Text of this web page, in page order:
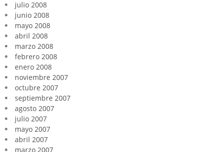
julio 2008
junio 2008
mayo 2008
abril 2008
marzo 2008
febrero 2008
enero 2008
noviembre 2007
octubre 2007
septiembre 2007
agosto 2007
julio 2007
mayo 2007
abril 2007
marzo 2007